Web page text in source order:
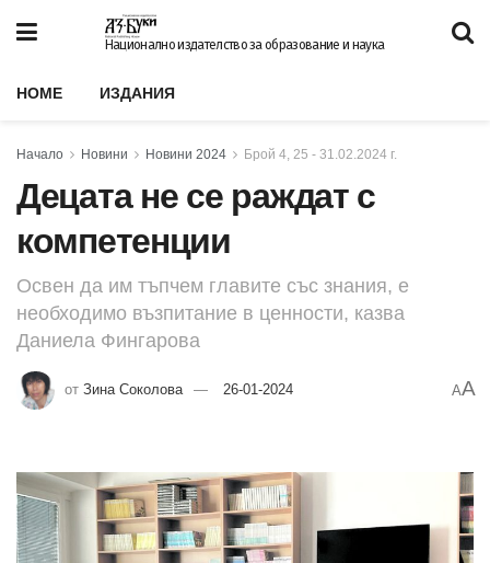
Национално издателство за образование и наука
HOME ИЗДАНИЯ
Начало Новини Новини 2024 Брой 4, 25 - 31.02.2024 г.
Децата не се раждат с
компетенции
Освен да им тъпчем главите със знания, е
необходимо възпитание в ценности, казва
Даниела Фингарова
от Зина Соколова 26-01-2024 AA